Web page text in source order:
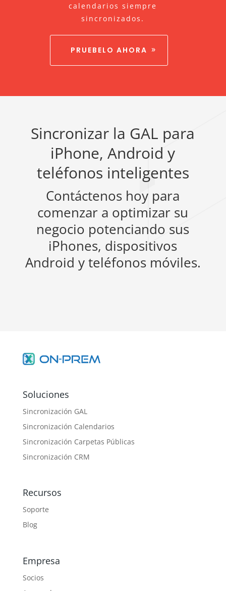
calendarios siempre
sincronizados.
PRUEBELO AHORA
Sincronizar la GAL para
iPhone, Android y
teléfonos inteligentes
Contáctenos hoy para
comenzar a optimizar su
negocio potenciando sus
iPhones, dispositivos
Android y teléfonos móviles.
Soluciones
Sincronización GAL
Sincronización Calendarios
Sincronización Carpetas Públicas
Sincronización CRM
Recursos
Soporte
Blog
Empresa
Socios